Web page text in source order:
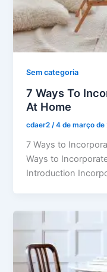
Sem categoria
7 Ways To
At Home
cdaer2/4 de março de
7 Ways to
Ways to
Introduction